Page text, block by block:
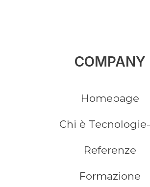
COMPANY
Homepage
Chi è
Referenze
Formazione